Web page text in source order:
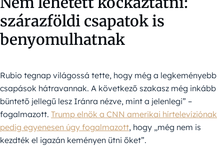
szárazföldi csapatok is
benyomulhatnak
Rubio tegnap világossá tette, hogy még a legkeményebb
csapások hátravannak. A következő szakasz még inkább
büntető jellegű lesz Iránra nézve, mint a jelenlegi” –
fogalmazott. Trump elnök a CNN amerikai hírtelevíziónak
pedig egyenesen úgy fogalmazott, hogy „még nem is
kezdték el igazán keményen ütni őket”.